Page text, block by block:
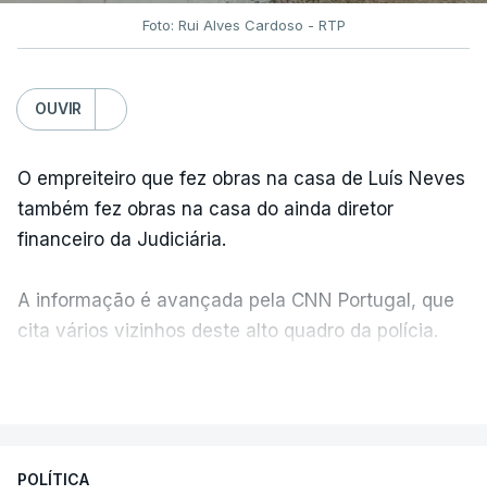
Foto: Rui Alves Cardoso - RTP
OUVIR
O empreiteiro que fez obras na casa de Luís Neves
também fez obras na casa do ainda diretor
financeiro da Judiciária.
A informação é avançada pela CNN Portugal, que
cita vários vizinhos deste alto quadro da polícia.
apreendido numa operação de droga.
POLÍTICA